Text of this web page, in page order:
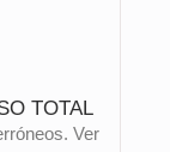
TOTAL
Ver